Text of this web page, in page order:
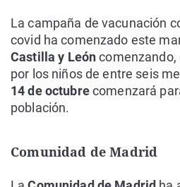
La campaña de vacunación
covid ha comenzado este
Castilla y Leóncomenzando,
por los niños de entre seis
14 de octubrecomenzará
población.
Comunidad de Madrid